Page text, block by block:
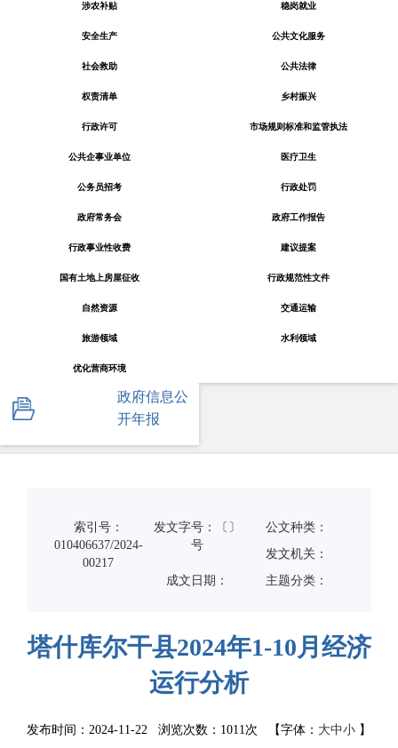
涉农补贴 稳岗就业
安全生产 公共文化服务
社会救助 公共法律
权责清单 乡村振兴
行政许可 市场规则标准和监管执法
公共企事业单位 医疗卫生
公务员招考 行政处罚
政府常务会 政府工作报告
行政事业性收费 建议提案
国有土地上房屋征收 行政规范性文件
自然资源 交通运输
旅游领域 水利领域
优化营商环境
政府信息公
开年报
索引号：
010406637/2024-
00217
发文字号：〔〕
号
公文种类：
发文机关：
成文日期：
主题分类：
塔什库尔干县2024年1-10月经济
运行分析
发布时间：2024-11-22 浏览次数： 1011次 【字体： 大中小 】